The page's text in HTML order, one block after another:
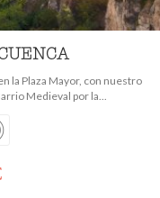
la Plaza Mayor, con nuestro
Medieval por la...